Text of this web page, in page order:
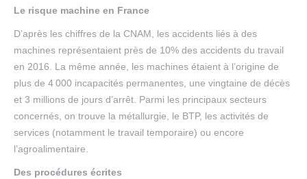
Le risque machine en France
D’après les chiffres de la CNAM, les accidents liés à des
machines représentaient près de 10% des accidents du travail
en 2016. La même année, les machines étaient à l’origine de
plus de 4 000 incapacités permanentes, une vingtaine de décès
et 3 millions de jours d’arrêt. Parmi les principaux secteurs
concernés, on trouve la métallurgie, le BTP, les activités de
services (notamment le travail temporaire) ou encore
l’agroalimentaire.
Des procédures écrites